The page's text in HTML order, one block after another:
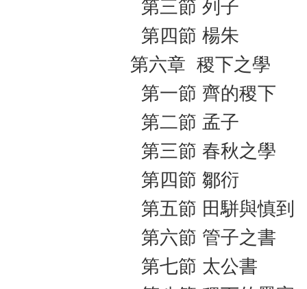
第三節 列子
第四節 楊朱
第六章 稷下之學
第一節 齊的稷下
第二節 孟子
第三節 春秋之學
第四節 鄒衍
第五節 田駢與慎到
第六節 管子之書
第七節 太公書